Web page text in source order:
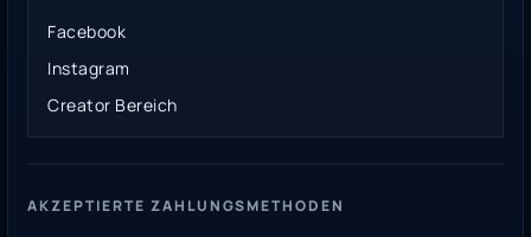
Facebook
Instagram
Creator Bereich
AKZEPTIERTE ZAHLUNGSMETHODEN